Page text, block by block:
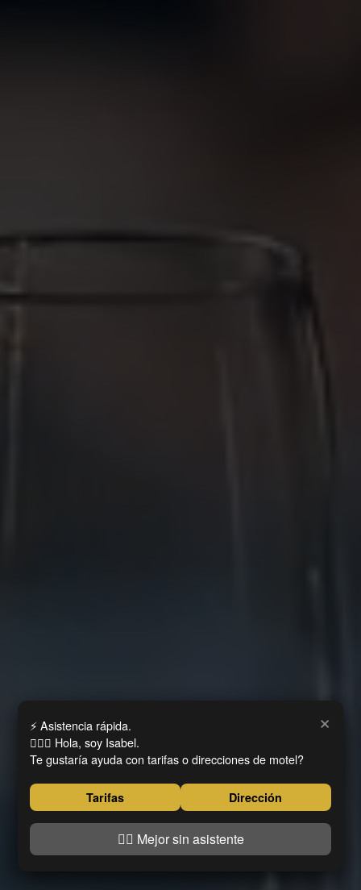
×
⚡ Asistencia rápida.
🙋🏻‍♀️ Hola, soy Isabel.
Te gustaría ayuda con tarifas o direcciones de motel?
Tarifas Dirección
👍🏼 Mejor sin asistente